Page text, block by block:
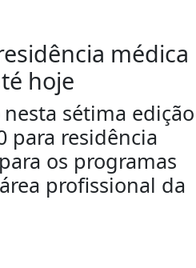
médica
hoje
sétima edição
para residência
os programas
profissional da